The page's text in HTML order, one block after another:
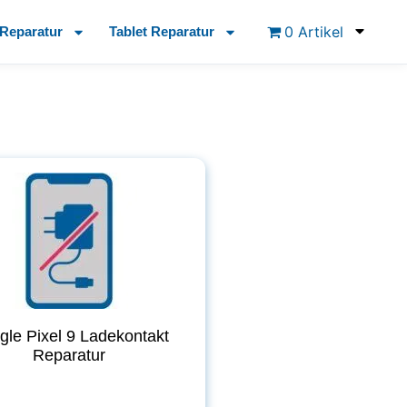
Tablet Reparatur 0 Artikel
Pixel 9 Ladekontakt
Reparatur